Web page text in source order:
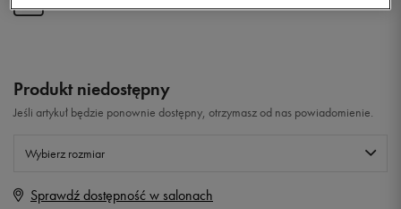
+ 700 PKT WKLUBIE 50 STYLE
Produkt niedostępny
Jeśli artykuł będzie ponownie dostępny, otrzymasz od nas powiadomienie.
Wybierz rozmiar
Rozmiary EU
Sprawdź dostępność w salonach